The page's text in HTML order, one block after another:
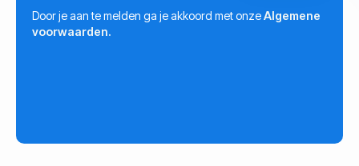
Door je aan te melden ga je akkoord met onzeAlgemene
voorwaarden.